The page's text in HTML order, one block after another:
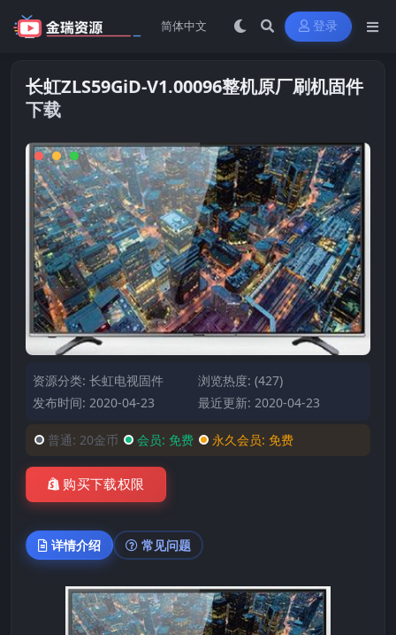
登录
长虹ZLS59GiD-V1.00096整机原厂刷机固件
下载
资源分类: 长虹电视固件
浏览热度: (427)
发布时间: 2020-04-23
最近更新: 2020-04-23
普通: 20金币 会员: 免费 永久会员: 免费
购买下载权限
详情介绍 常见问题